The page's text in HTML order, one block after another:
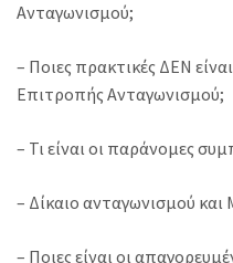
Ανταγωνισμού;
– Ποιες πρακτικές ΔΕΝ
Επιτροπής Ανταγωνισμού;
– Τι είναι οι παράνομες
– Δίκαιο ανταγωνισμού και
– Ποιες είναι οι